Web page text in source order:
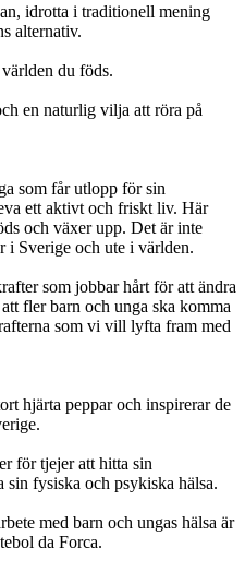
idrotta i traditionell mening
alternativ.
du föds.
en naturlig vilja att röra på
som får utlopp för sin
ett aktivt och friskt liv. Här
och växer upp. Det är inte
i Sverige och ute i världen.
som jobbar hårt för att ändra
fler barn och unga ska komma
som vi vill lyfta fram med
hjärta peppar och inspirerar de
för tjejer att hitta sin
sin fysiska och psykiska hälsa.
med barn och ungas hälsa är
da Forca.